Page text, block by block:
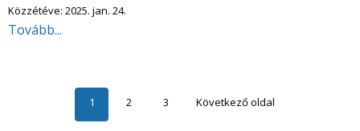
Közzétéve: 2025. jan. 24.
Tovább...
1 2 3 Következő oldal